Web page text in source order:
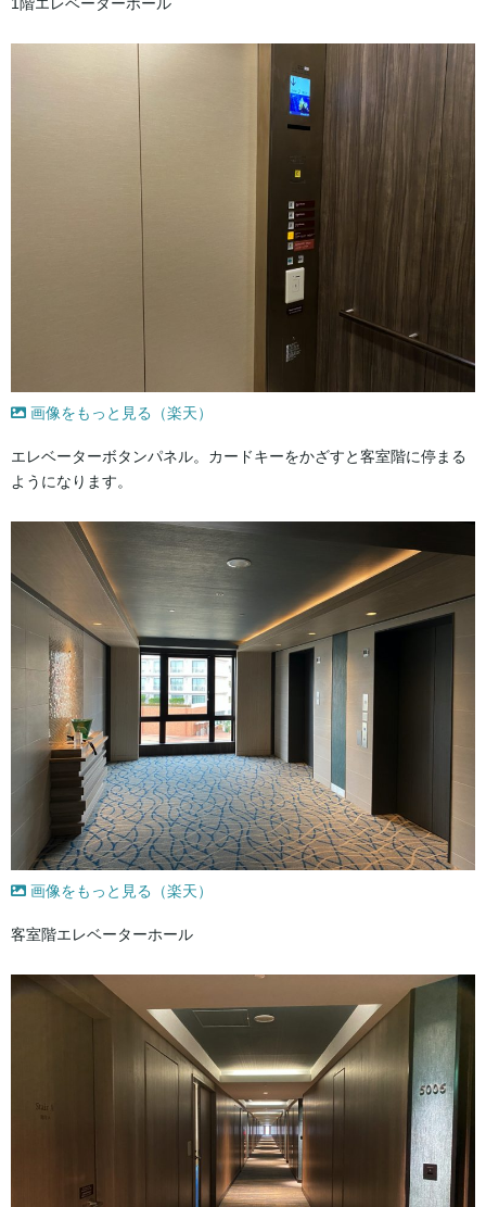
画像をもっと見る（楽天）
エレベーターボタンパネル。カードキーをかざすと客室階に停まる
ようになります。
画像をもっと見る（楽天）
客室階エレベーターホール